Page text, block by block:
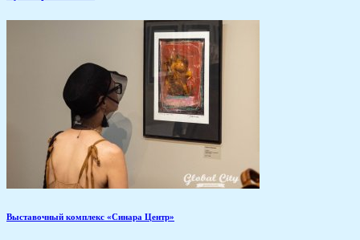
Выставочный комплекс «Синара Центр»